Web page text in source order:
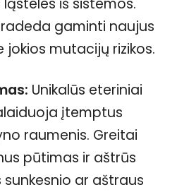
gaminti naujus
jokios mutacijų rizikos.
Unikalūs eteriniai
įtemptus
raumenis. Greitai
pūtimas ir aštrūs
ar aštraus